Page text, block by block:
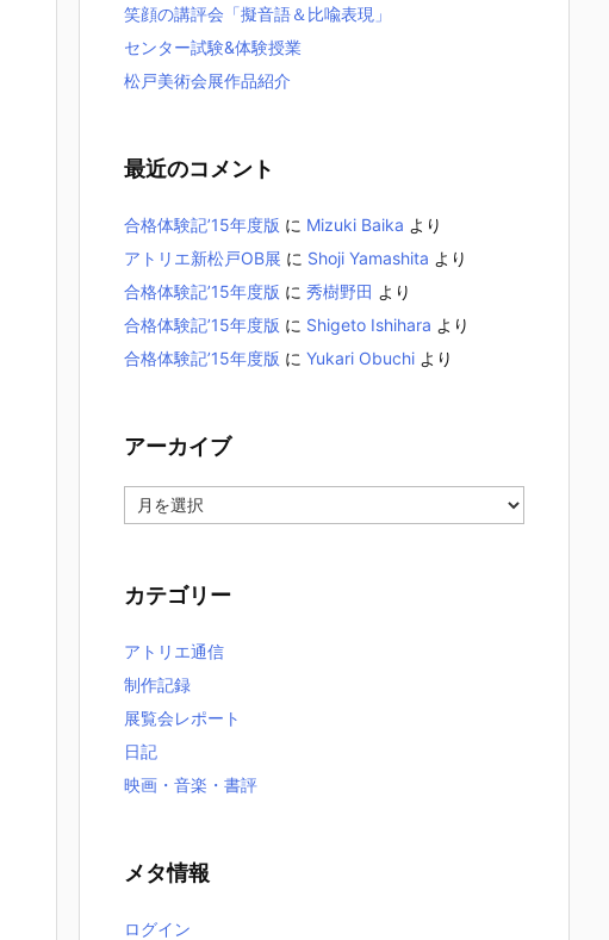
笑顔の講評会「擬音語＆比喩表現」
センター試験&体験授業
松戸美術会展作品紹介
最近のコメント
合格体験記’15年度版 に Mizuki Baika より
アトリエ新松戸OB展 に Shoji Yamashita より
合格体験記’15年度版 に 秀樹野田 より
合格体験記’15年度版 に Shigeto Ishihara より
合格体験記’15年度版 に Yukari Obuchi より
アーカイブ
ー
ブ
カテゴリー
アトリエ通信
制作記録
展覧会レポート
日記
映画・音楽・書評
メタ情報
ログイン